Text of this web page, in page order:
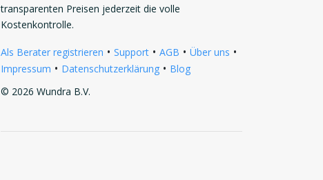
transparenten Preisen jederzeit die volle
Kostenkontrolle.
Als Berater registrieren • Support • AGB • Über uns •
Impressum • Datenschutzerklärung • Blog
© 2026 Wundra B.V.